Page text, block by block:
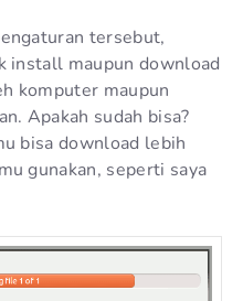
tersebut,
install maupun download
komputer maupun
Apakah sudah bisa?
bisa download lebih
gunakan, seperti saya